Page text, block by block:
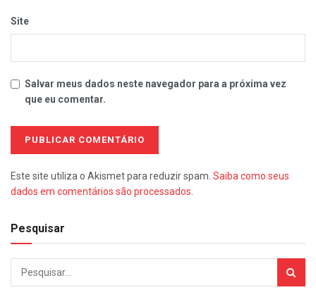
Site
Salvar meus dados neste navegador para a próxima vez
que eu comentar.
Este site utiliza o Akismet para reduzir spam. Saiba como seus
dados em comentários são processados
Pesquisar